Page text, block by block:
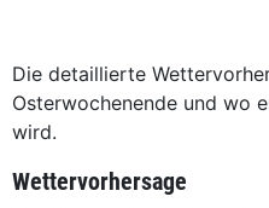
Die detaillierte
Osterwochenende und wo
wird.
Wettervorhersage